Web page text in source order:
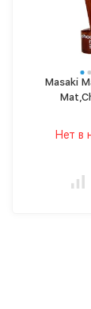
Masaki
Нет в